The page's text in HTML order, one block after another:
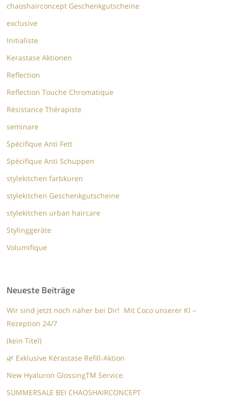
chaoshairconcept Geschenkgutscheine
exclusive
Initialiste
Kerastase Aktionen
Reflection
Reflection Touche Chromatique
Résistance Thérapiste
seminare
Spécifique Anti Fett
Spécifique Anti Schuppen
stylekitchen farbkuren
stylekitchen Geschenkgutscheine
stylekitchen urban haircare
Stylinggeräte
Volumifique
Neueste Beiträge
Wir sind jetzt noch näher bei Dir! Mit Coco unserer KI –
Rezeption 24/7
(kein Titel)
🌿 Exklusive Kérastase Refill-Aktion
New Hyaluron GlossingTM​ Service.​
SUMMERSALE BEI CHAOSHAIRCONCEPT